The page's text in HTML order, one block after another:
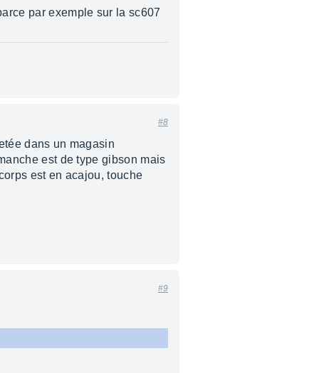
par exemple sur la sc607
#8
dans un magasin
est de type gibson mais
est en acajou, touche
#9